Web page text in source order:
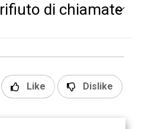
di chiamate
Like Dislike